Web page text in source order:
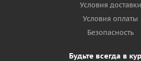
Условия доставки
Условия оплаты
Безопасность
Будьте всегда в